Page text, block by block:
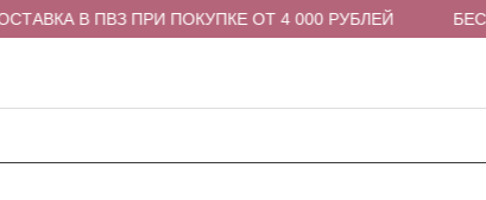
В ПВЗ ПРИ ПОКУПКЕ ОТ 4 000 РУБЛЕЙ